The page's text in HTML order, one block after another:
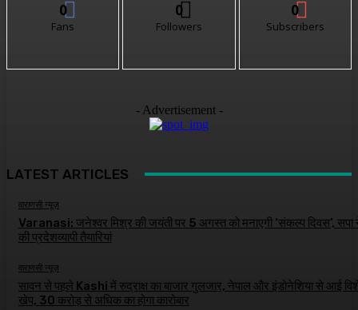
0
Fans
0
Followers
0
Subscribers
- Advertisement -
LATEST ARTICLES
वाराणसी न्यूज़
Varanasi: जनेश्वर मिश्र की जयंती पर 5 अगस्त को मनाएगी ‘संकल्प दिवस’,
की प्रदेशव्यापी तैयारियां
वाराणसी न्यूज़
सावन से पहले Kashi में रुद्राक्ष का बाजार गुलजार, नेपाल और इंडोनेशिया से आई
खेप, 30 करोड़ से अधिक का होगा कारोबार